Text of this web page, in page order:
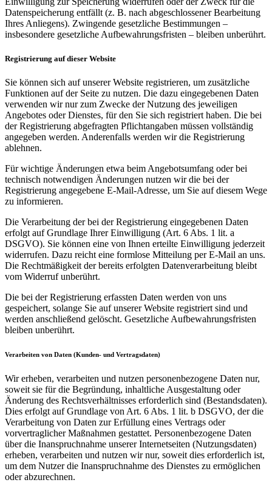
Datenspeicherung entfällt (z. B. nach abgeschlossener Bearbeitung
Ihres Anliegens). Zwingende gesetzliche Bestimmungen –
insbesondere gesetzliche Aufbewahrungsfristen – bleiben unberührt.
Registrierung auf dieser Website
Sie können sich auf unserer Website registrieren, um zusätzliche
Funktionen auf der Seite zu nutzen. Die dazu eingegebenen Daten
verwenden wir nur zum Zwecke der Nutzung des jeweiligen
Angebotes oder Dienstes, für den Sie sich registriert haben. Die bei
der Registrierung abgefragten Pflichtangaben müssen vollständig
angegeben werden. Anderenfalls werden wir die Registrierung
ablehnen.
Für wichtige Änderungen etwa beim Angebotsumfang oder bei
technisch notwendigen Änderungen nutzen wir die bei der
Registrierung angegebene E-Mail-Adresse, um Sie auf diesem Wege
zu informieren.
Die Verarbeitung der bei der Registrierung eingegebenen Daten
erfolgt auf Grundlage Ihrer Einwilligung (Art. 6 Abs. 1 lit. a
DSGVO). Sie können eine von Ihnen erteilte Einwilligung jederzeit
widerrufen. Dazu reicht eine formlose Mitteilung per E-Mail an uns.
Die Rechtmäßigkeit der bereits erfolgten Datenverarbeitung bleibt
vom Widerruf unberührt.
Die bei der Registrierung erfassten Daten werden von uns
gespeichert, solange Sie auf unserer Website registriert sind und
werden anschließend gelöscht. Gesetzliche Aufbewahrungsfristen
bleiben unberührt.
Verarbeiten von Daten (Kunden- und Vertragsdaten)
Wir erheben, verarbeiten und nutzen personenbezogene Daten nur,
soweit sie für die Begründung, inhaltliche Ausgestaltung oder
Änderung des Rechtsverhältnisses erforderlich sind (Bestandsdaten).
Dies erfolgt auf Grundlage von Art. 6 Abs. 1 lit. b DSGVO, der die
Verarbeitung von Daten zur Erfüllung eines Vertrags oder
vorvertraglicher Maßnahmen gestattet. Personenbezogene Daten
über die Inanspruchnahme unserer Internetseiten (Nutzungsdaten)
erheben, verarbeiten und nutzen wir nur, soweit dies erforderlich ist,
um dem Nutzer die Inanspruchnahme des Dienstes zu ermöglichen
oder abzurechnen.